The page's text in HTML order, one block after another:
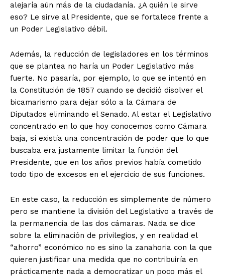
alejaría aún más de la ciudadanía. ¿A quién le sirve
eso? Le sirve al Presidente, que se fortalece frente a
un Poder Legislativo débil.
Además, la reducción de legisladores en los términos
que se plantea no haría un Poder Legislativo más
fuerte. No pasaría, por ejemplo, lo que se intentó en
la Constitución de 1857 cuando se decidió disolver el
bicamarismo para dejar sólo a la Cámara de
Diputados eliminando el Senado. Al estar el Legislativo
concentrado en lo que hoy conocemos como Cámara
baja, sí existía una concentración de poder que lo que
buscaba era justamente limitar la función del
Presidente, que en los años previos había cometido
todo tipo de excesos en el ejercicio de sus funciones.
En este caso, la reducción es simplemente de número
pero se mantiene la división del Legislativo a través de
la permanencia de las dos cámaras. Nada se dice
sobre la eliminación de privilegios, y en realidad el
“ahorro” económico no es sino la zanahoria con la que
quieren justificar una medida que no contribuiría en
prácticamente nada a democratizar un poco más el